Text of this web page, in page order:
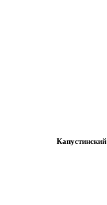
Капустинский